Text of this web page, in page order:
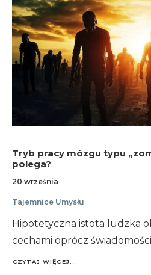
Tryb pracy mózgu typu
polega?
20 września
Tajemnice Umysłu
Hipotetyczna istota ludzka
cechami oprócz
CZYTAJ WIĘCEJ...